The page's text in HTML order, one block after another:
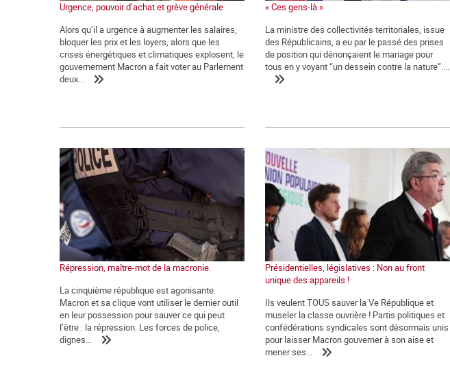
Urgence, pouvoir d’achat et grève générale
Alors qu’il a urgence à augmenter les salaires,
bloquer les prix et les loyers, alors que les
crises énergétiques et climatiques explosent, le
gouvernement Macron a fait voter au Parlement
deux...
« Ces gens-là »
La ministre des collectivités territoriales, issue
des Républicains, a eu par le passé des prises
de position qui dénonçaient le mariage pour
tous en y voyant “un dessein contre la nature”....
Répression, maître-mot de la macronie.
La cinquième république est agonisante.
Macron et sa clique vont utiliser le dernier outil
en leur possession pour sauver ce qui peut
l’être : la répression. Les forces de police,
dignes...
Présidentielles, législatives : Non au front
unique des appareils !
Ils veulent TOUS sauver la Ve République et
museler la classe ouvrière ! Partis politiques et
confédérations syndicales sont désormais unis
pour laisser Macron gouverner à son aise et
mener ses...